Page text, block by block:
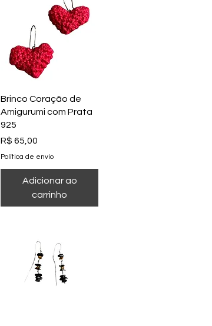
Visualização rápida
Brinco Coração de
Amigurumi com Prata
925
Preço
R$ 65,00
Política de envio
Adicionar ao
carrinho